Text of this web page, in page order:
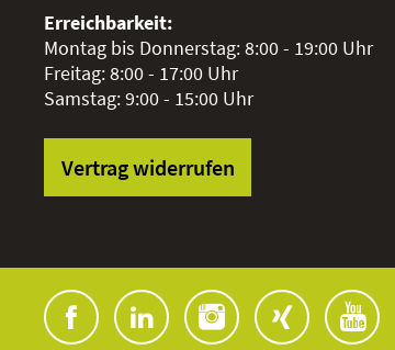
Erreichbarkeit:
Montag bis Donnerstag: 8:00 - 19:00 Uhr
Freitag: 8:00 - 17:00 Uhr
Samstag: 9:00 - 15:00 Uhr
Vertrag widerrufen